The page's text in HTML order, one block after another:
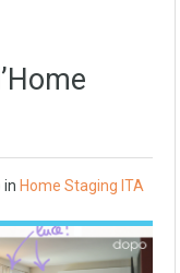
in Home Staging ITA